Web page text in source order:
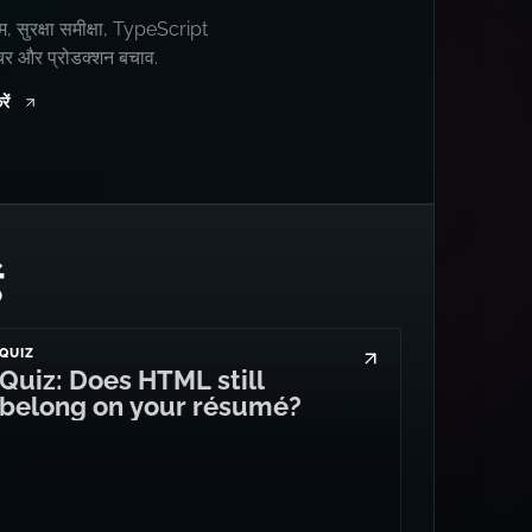
सुरक्षा समीक्षा, TypeScript
और प्रोडक्शन बचाव.
QUIZ
Quiz: Does HTML still
belong on your résumé?